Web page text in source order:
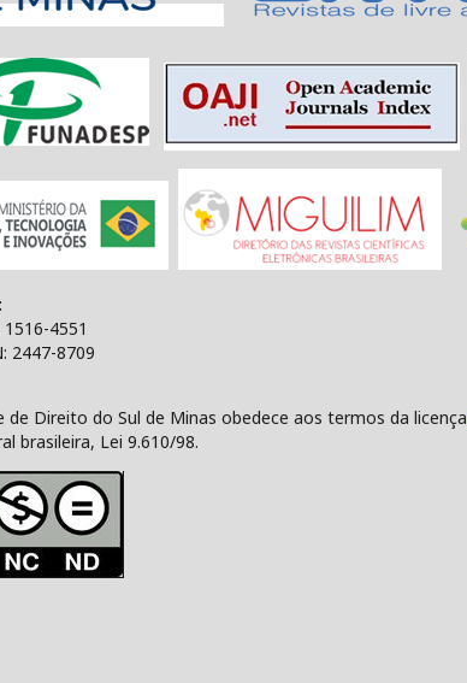
4551
2447-8709
de Direito do Sul de Minas obedece aos termos da licença
brasileira, Lei 9.610/98.